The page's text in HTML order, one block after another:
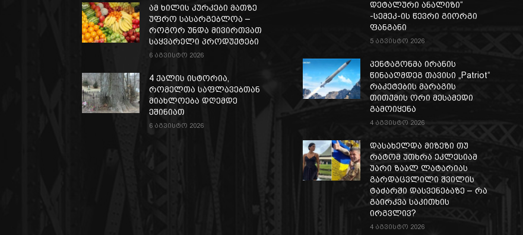
ამ ხილის კურკები მათზე
უფრო სასარგებლოა –
როგორ უნდა მივირთვათ
საყვარელი პროდუქტები
6 აგვისტო 2026
4 ქალის ისტორია,
რომელთა საფლავებთან
მიახლოება დღემდე
ეშინიათ
6 აგვისტო 2026
დეტალური ანალიზი“
-სემეკ-ის წევრი გიორგი
ფანგანი
5 აგვისტო 2026
პენტაგონმა ირანის
წინააღმდეგ თავისი „Patriot“
რაკეტების მარაგის
თითქმის ორი მესამედი
გამოიყენა
4 აგვისტო 2026
დასახელდა მიზეზი თუ
რატომ უთხრა ეკლესიამ
უარი ზაალ ლატარიას
გარდაცვლილი შვილის
ტაძარში დასვენებაზე – რა
გაირკვა საკითხის
ირგვლივ?
4 აგვისტო 2026